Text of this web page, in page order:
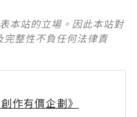
本站的立場。因此本站對
整性不負任何法律責
作有價企劃》